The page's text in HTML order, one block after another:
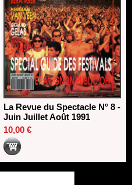
La Revue du Spectacle N° 8 -
Juin Juillet Août 1991
10,00 €